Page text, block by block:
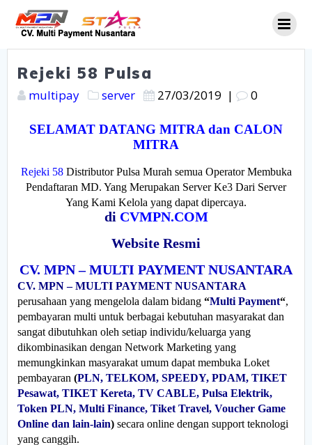
content
Rejeki 58 Pulsa
multipay server 27/03/2019 | 0
SELAMAT DATANG MITRA dan CALON
MITRA
Rejeki 58Distributor Pulsa Murah semua Operator Membuka
Pendaftaran MD. Yang Merupakan Server Ke3 Dari Server
Yang Kami Kelola yang dapat dipercaya.
di CVMPN.COM
Website Resmi
CV. MPN – MULTI PAYMENT NUSANTARA
CV. MPN – MULTI PAYMENT NUSANTARA
perusahaan yang mengelola dalam bidang “Multi Payment“,
pembayaran multi untuk berbagai kebutuhan masyarakat dan
sangat dibutuhkan oleh setiap individu/keluarga yang
dikombinasikan dengan Network Marketing yang
memungkinkan masyarakat umum dapat membuka Loket
pembayaran (PLN, TELKOM, SPEEDY, PDAM, TIKET
Pesawat, TIKET Kereta, TV CABLE, Pulsa Elektrik,
Token PLN, Multi Finance, Tiket Travel, Voucher Game
Online dan lain-lain) secara online dengan support teknologi
yang canggih.